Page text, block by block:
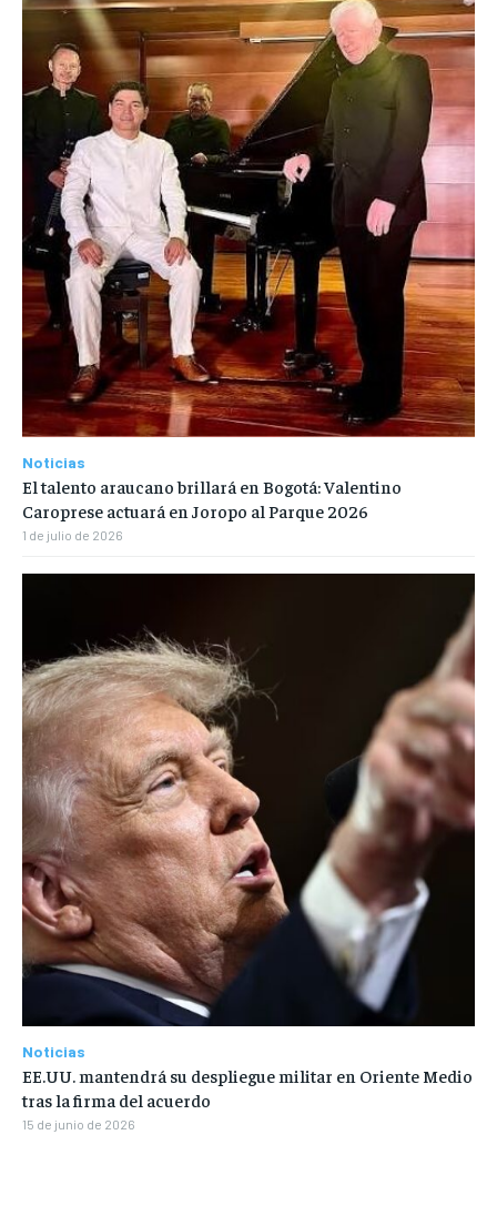
Noticias
El talento araucano brillará en Bogotá: Valentino
Caroprese actuará en Joropo al Parque 2026
1 de julio de 2026
Noticias
EE.UU. mantendrá su despliegue militar en Oriente Medio
tras la firma del acuerdo
15 de junio de 2026